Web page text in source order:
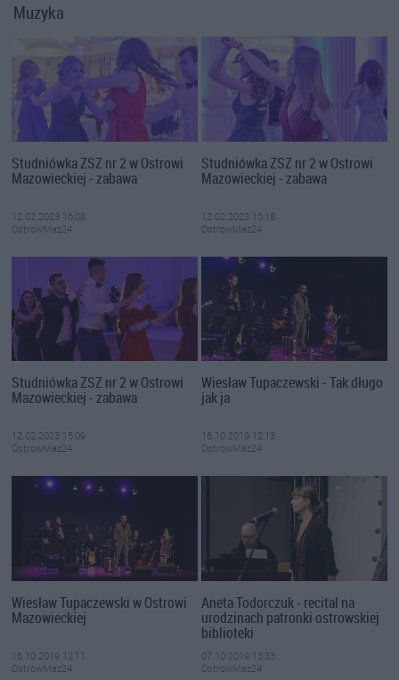
Muzyka
Studniówka ZSZ nr 2 w Ostrowi
Mazowieckiej - zabawa
12.02.2023 16:08
OstrowMaz24
Studniówka ZSZ nr 2 w Ostrowi
Mazowieckiej - zabawa
12.02.2023 15:18
OstrowMaz24
Studniówka ZSZ nr 2 w Ostrowi
Mazowieckiej - zabawa
12.02.2023 15:09
OstrowMaz24
Wiesław Tupaczewski - Tak długo
jak ja
16.10.2019 12:13
OstrowMaz24
Wiesław Tupaczewski w Ostrowi
Mazowieckiej
16.10.2019 12:11
OstrowMaz24
Aneta Todorczuk - recital na
urodzinach patronki ostrowskiej
biblioteki
07.10.2019 13:33
OstrowMaz24